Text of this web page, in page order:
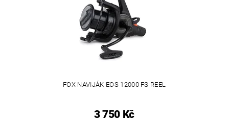
FOX NAVIJÁK EOS 12000 FS REEL
3 750 Kč